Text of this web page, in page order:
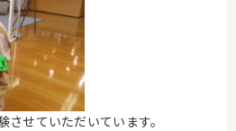
せていただいています。